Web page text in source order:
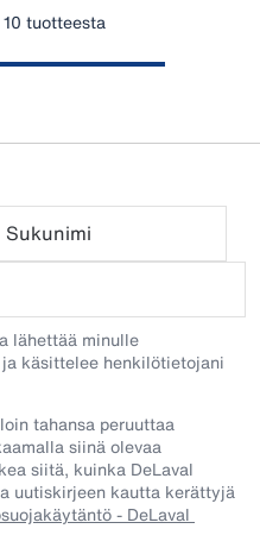
tuotteesta
Sukunimi
lähettää minulle
käsittelee henkilötietojani
tahansa peruuttaa
siinä olevaa
siitä, kuinka DeLaval
uutiskirjeen kautta kerättyjä
- DeLaval